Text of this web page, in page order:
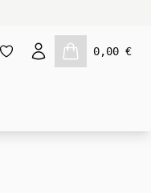
0,00 €